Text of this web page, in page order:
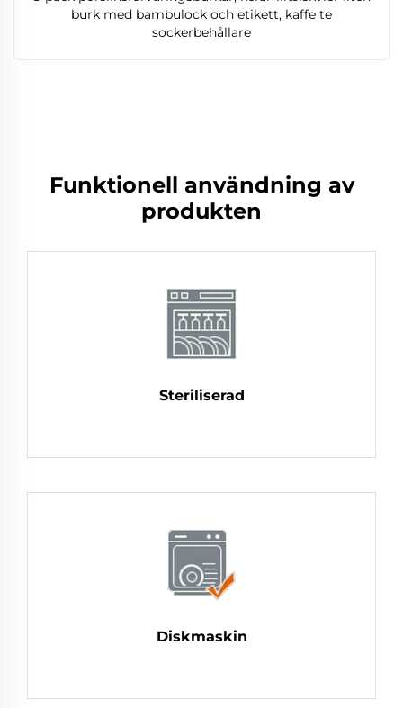
burk med bambulock och etikett, kaffe te
sockerbehållare
Funktionell användning av
produkten
Steriliserad
Diskmaskin